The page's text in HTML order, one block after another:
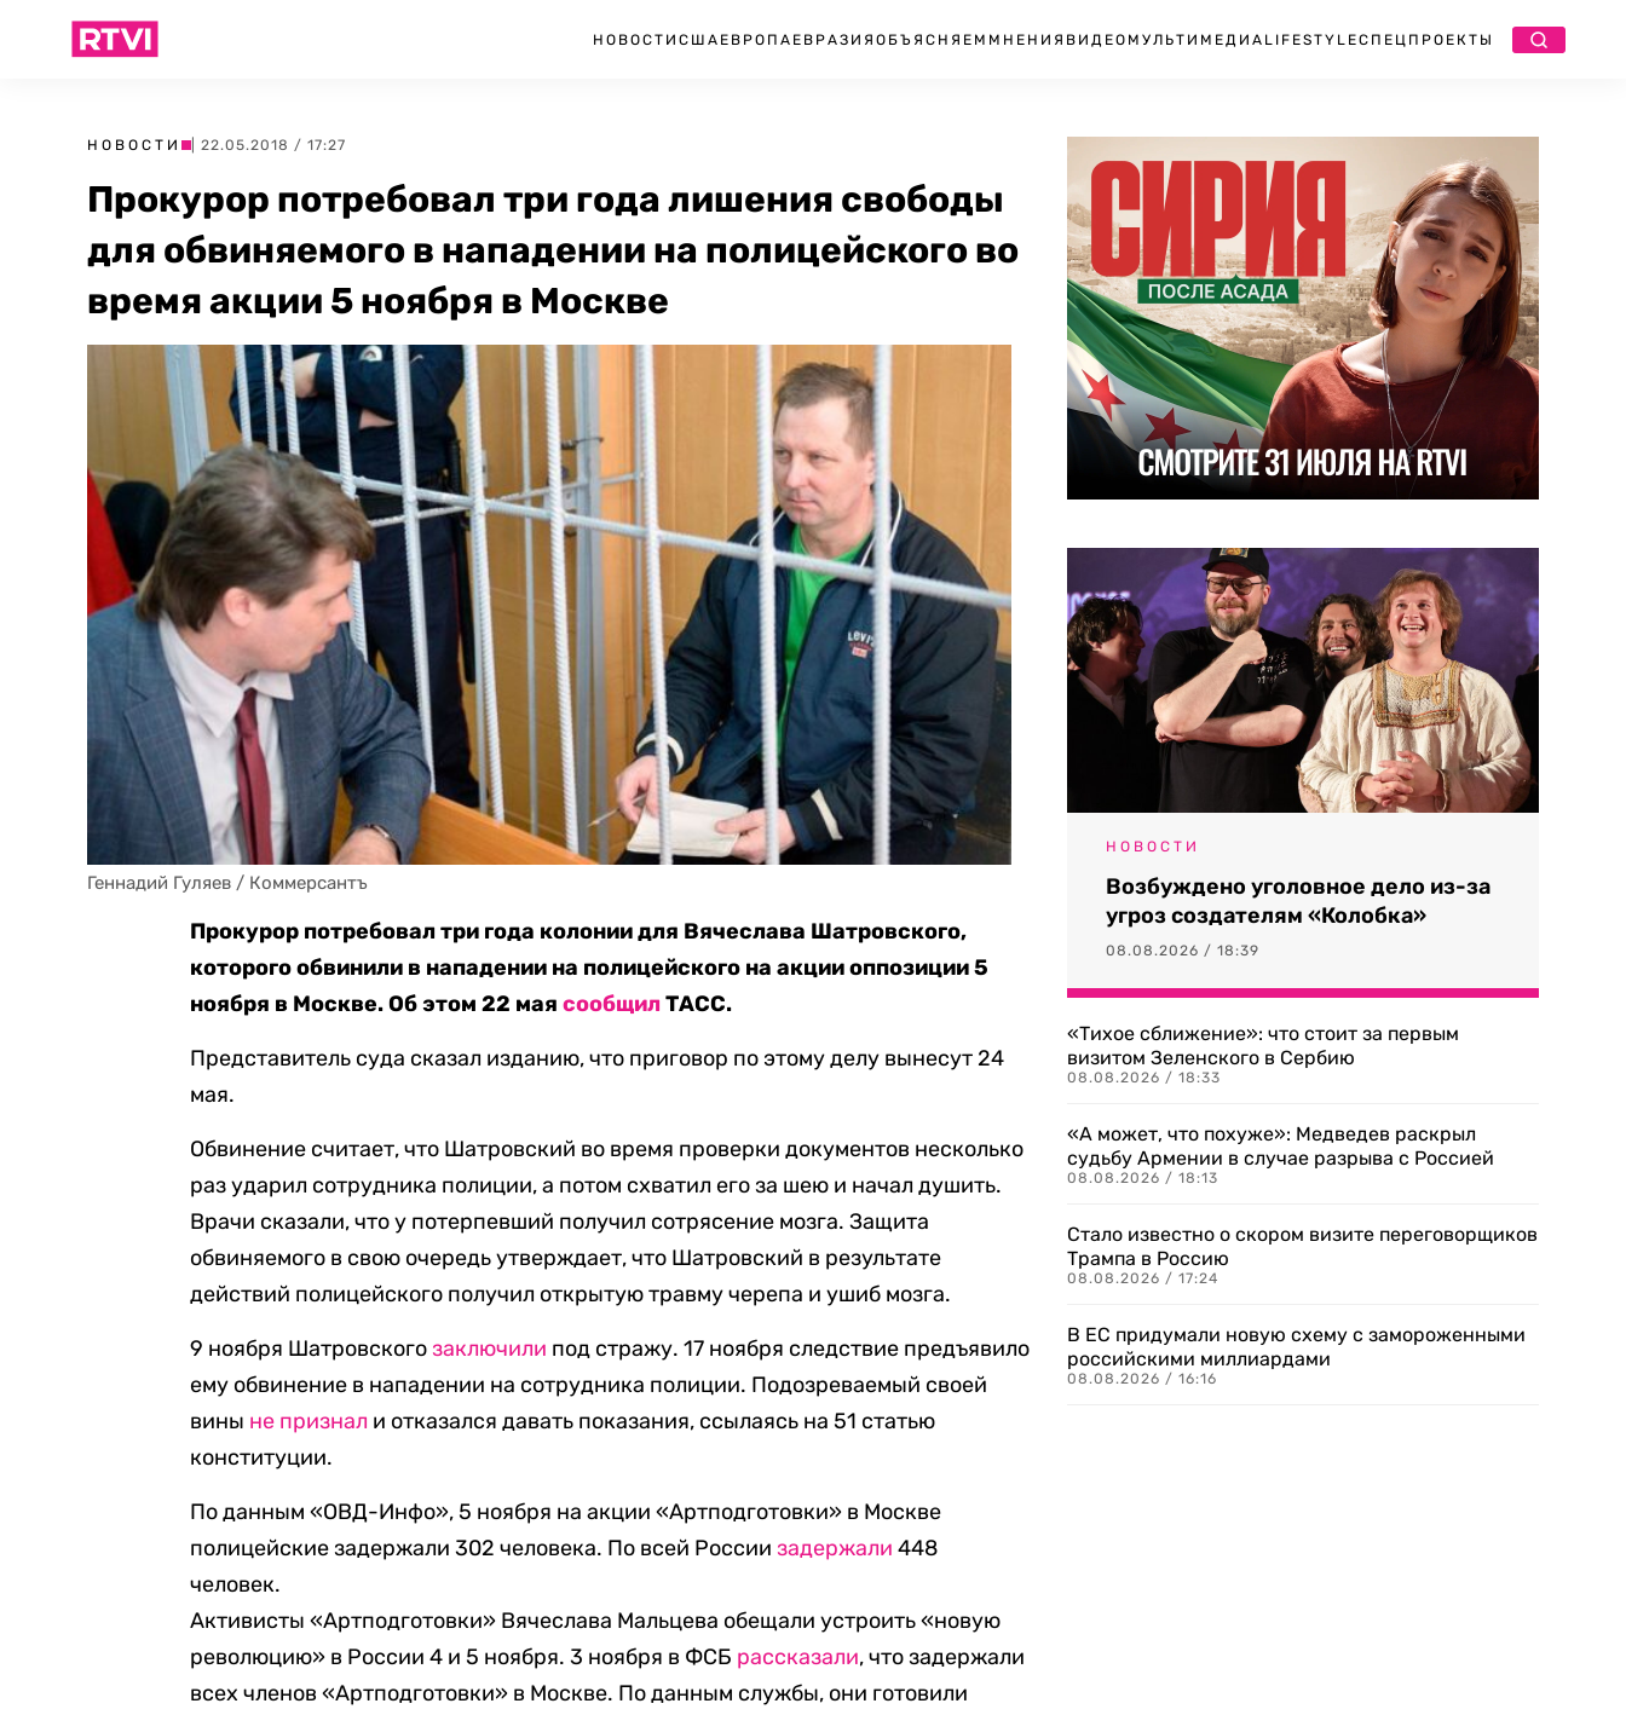
НОВОСТИ США ЕВРОПА ЕВРАЗИЯ ОБЪЯСНЯЕМ МНЕНИЯ ВИДЕО МУЛЬТИМЕДИА LIFESTYLEСПЕЦПРОЕКТЫ
НОВОСТИ | 22.05.2018 / 17:27
Прокурор потребовал три года лишения свободы
для обвиняемого в нападении на полицейского во
время акции 5 ноября в Москве
Геннадий Гуляев / Коммерсантъ
Прокурор потребовал три года колонии для Вячеслава Шатровского,
которого обвинили в нападении на полицейского на акции оппозиции 5
ноября в Москве. Об этом 22 маясообщилТАСС.
Представитель суда сказал изданию, что приговор по этому делу вынесут 24
мая.
Обвинение считает, что Шатровский во время проверки документов несколько
раз ударил сотрудника полиции, а потом схватил его за шею и начал душить.
Врачи сказали, что у потерпевший получил сотрясение мозга. Защита
обвиняемого в свою очередь утверждает, что Шатровский в результате
действий полицейского получил открытую травму черепа и ушиб мозга.
9 ноября Шатровскогозаключили под стражу. 17 ноября следствие предъявило
ему обвинение в нападении на сотрудника полиции. Подозреваемый своей
вины не признал и отказался давать показания, ссылаясь на 51 статью
конституции.
По данным «ОВД-Инфо», 5 ноября на акции «Артподготовки» в Москве
полицейские задержали 302 человека. По всей Россиизадержали 448
человек.
Активисты «Артподготовки» Вячеслава Мальцева обещали устроить «новую
революцию» в России 4 и 5 ноября. 3 ноября в ФСБ рассказали, что задержали
всех членов «Артподготовки» в Москве. По данным службы, они готовили
НОВОСТИ
Возбуждено уголовное дело из-за
угроз создателям «Колобка»
08.08.2026 / 18:39
«Тихое сближение»: что стоит за первым
визитом Зеленского в Сербию
08.08.2026 / 18:33
«А может, что похуже»: Медведев раскрыл
судьбу Армении в случае разрыва с Россией
08.08.2026 / 18:13
Стало известно о скором визите переговорщиков
Трампа в Россию
08.08.2026 / 17:24
В ЕС придумали новую схему с замороженными
российскими миллиардами
08.08.2026 / 16:16